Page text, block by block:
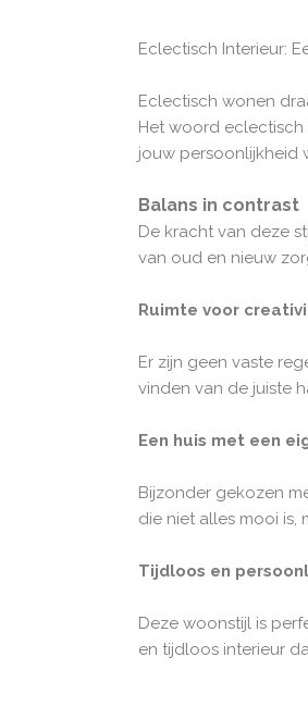
Eclectisch Interieur:
Eclectisch wonen
Het woord
jouw persoonlijkheid
Balans in contrast
De kracht van deze
van oud en nieuw
Ruimte voor
Er zijn geen vaste
vinden van de juiste
Een huis met een
Bijzonder gekozen
die niet alles mooi is,
Tijdloos en
Deze woonstijl is
en tijdloos interieur